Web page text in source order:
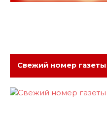
Свежий номер газеты